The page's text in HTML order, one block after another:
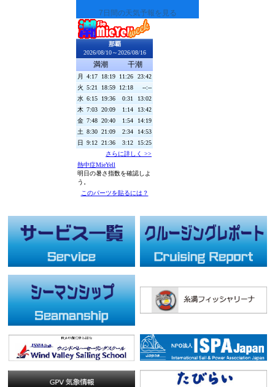
7日間の天気予報を見る